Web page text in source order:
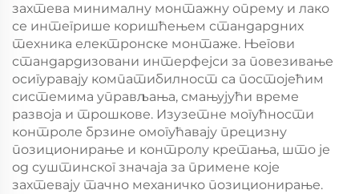
захтева минималну монтажну опрему и лако
се интегрише коришћењем стандардних
техника електронске монтаже. Његови
стандардизовани интерфејси за повезивање
осигуравају компатибилност са постојећим
системима управљања, смањујући време
развоја и трошкове. Изузетне могућности
контроле брзине омогућавају прецизну
позиционирање и контролу кретања, што је
од суштинског значаја за примене које
захтевају тачно механичко позиционирање.